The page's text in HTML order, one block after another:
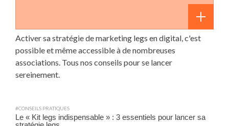
Activer sa stratégie de marketing legs en digital, c'est
possible et même accessible à de nombreuses
associations. Tous nos conseils pour se lancer
sereinement.
#CONSEILS PRATIQUES
Le « Kit legs indispensable » : 3 essentiels pour lancer sa